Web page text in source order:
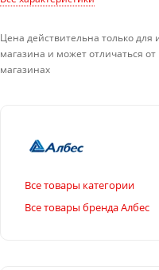
Цена действительна только для
магазина и может отличаться
магазинах
Все товары категории
Все товары бренда Албес